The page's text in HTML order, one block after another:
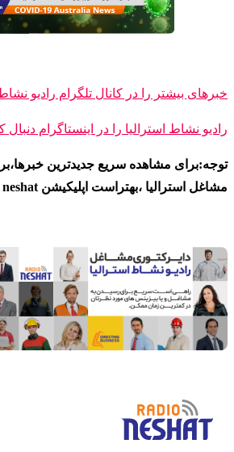
خبرهای بیشتر را در کانال تلگرام رادیو
رادیو نشاط ا سترالیا را در اینستاگرام دنبال
توجه:برای مشاهده سریع جدیدترین
مشاغل استرالیا ،بهتراست اپلیکیشن radio neshat را نصب کنید